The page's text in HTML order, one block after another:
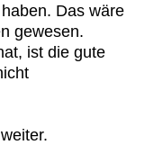
Das wäre
gewesen.
ist die gute